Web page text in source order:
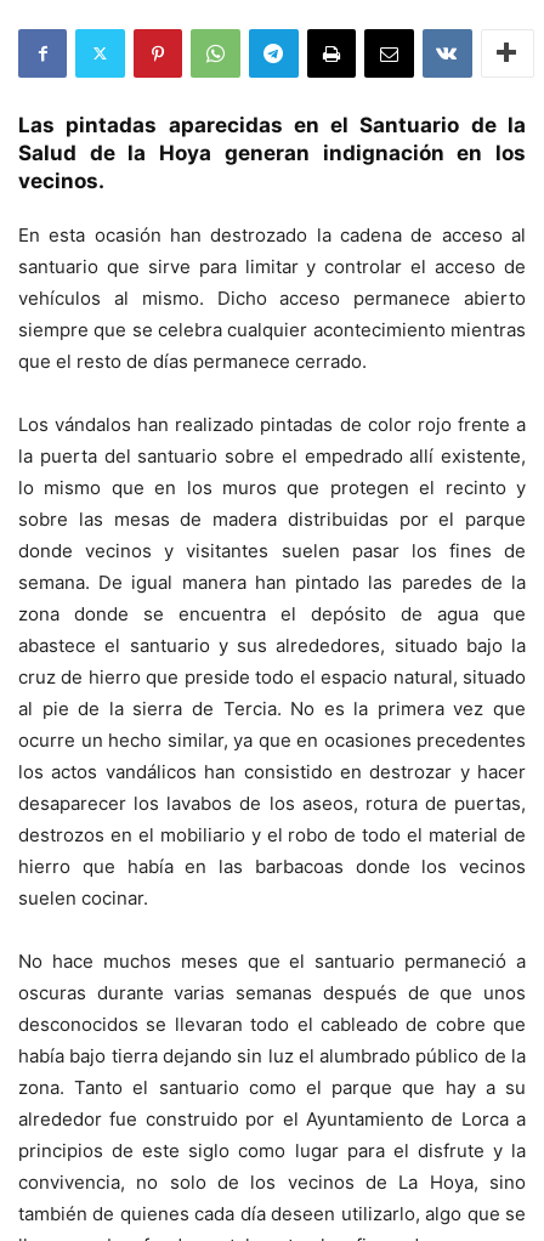
Las pintadas aparecidas en el Santuario de la
Salud de la Hoya generan indignación en los
vecinos.
En esta ocasión han destrozado la cadena de acceso al
santuario que sirve para limitar y controlar el acceso de
vehículos al mismo. Dicho acceso permanece abierto
siempre que se celebra cualquier acontecimiento mientras
que el resto de días permanece cerrado.
Los vándalos han realizado pintadas de color rojo frente a
la puerta del santuario sobre el empedrado allí existente,
lo mismo que en los muros que protegen el recinto y
sobre las mesas de madera distribuidas por el parque
donde vecinos y visitantes suelen pasar los fines de
semana. De igual manera han pintado las paredes de la
zona donde se encuentra el depósito de agua que
abastece el santuario y sus alrededores, situado bajo la
cruz de hierro que preside todo el espacio natural, situado
al pie de la sierra de Tercia. No es la primera vez que
ocurre un hecho similar, ya que en ocasiones precedentes
los actos vandálicos han consistido en destrozar y hacer
desaparecer los lavabos de los aseos, rotura de puertas,
destrozos en el mobiliario y el robo de todo el material de
hierro que había en las barbacoas donde los vecinos
suelen cocinar.
No hace muchos meses que el santuario permaneció a
oscuras durante varias semanas después de que unos
desconocidos se llevaran todo el cableado de cobre que
había bajo tierra dejando sin luz el alumbrado público de la
zona. Tanto el santuario como el parque que hay a su
alrededor fue construido por el Ayuntamiento de Lorca a
principios de este siglo como lugar para el disfrute y la
convivencia, no solo de los vecinos de La Hoya, sino
también de quienes cada día deseen utilizarlo, algo que se